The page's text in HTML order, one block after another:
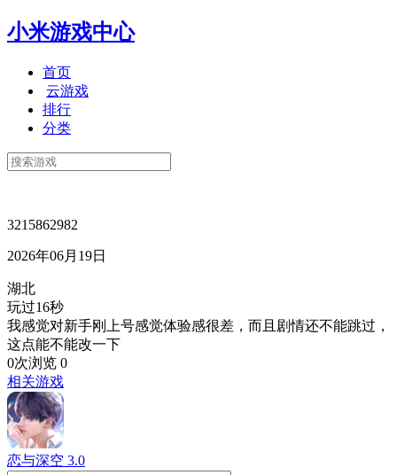
小米游戏中心
首页
云游戏
排行
分类
3215862982
2026年06月19日
湖北
玩过16秒
我感觉对新手刚上号感觉体验感很差，而且剧情还不能跳过，
这点能不能改一下
0次浏览 0
相关游戏
恋与深空 3.0